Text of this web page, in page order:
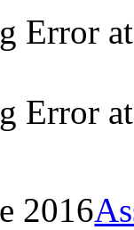
Error
Error
2016